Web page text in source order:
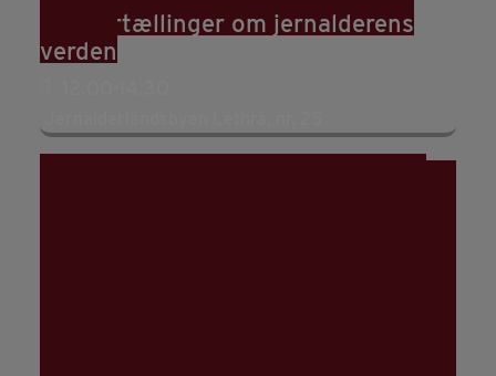
Hør fortællinger om jernalderens
verden